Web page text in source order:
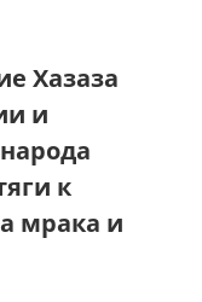
Хазаза
и
к
мрака и